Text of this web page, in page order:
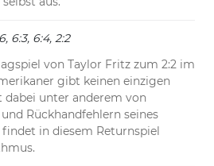
6:3, 6:4, 2:2
von Taylor Fritz zum 2:2 im
gibt keinen einzigen
unter anderem von
Rückhandfehlern seines
in diesem Returnspiel